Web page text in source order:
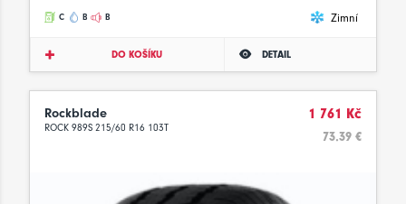
C B B Zimní
DO KOŠÍKU DETAIL
Rockblade
ROCK 989S 215/60 R16 103T
1 761 Kč
73.39 €